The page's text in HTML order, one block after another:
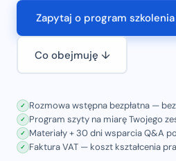
Zapytaj o program
Co obejmuję ↓
✓ Rozmowa wstępna bezpłatna —
✓ Program szyty na miarę Twojego
✓ Materiały + 30 dni wsparcia Q&A
✓ Faktura VAT — koszt kształcenia